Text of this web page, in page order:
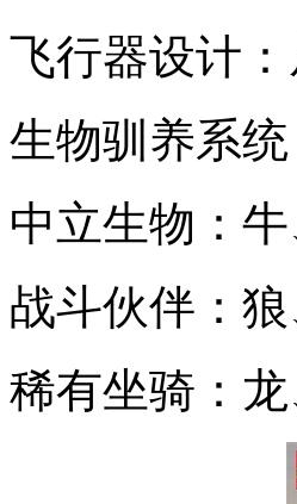
飞行器设计
生物驯养系统
中立生物：
战斗伙伴：
稀有坐骑：